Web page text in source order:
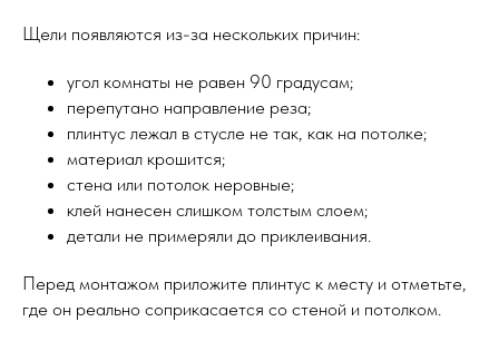
Щели появляются из-за нескольких причин:
угол комнаты не равен 90 градусам;
перепутано направление реза;
плинтус лежал в стусле не так, как на потолке;
материал крошится;
стена или потолок неровные;
клей нанесен слишком толстым слоем;
детали не примеряли до приклеивания.
Перед монтажом приложите плинтус к месту и отметьте,
где он реально соприкасается со стеной и потолком.